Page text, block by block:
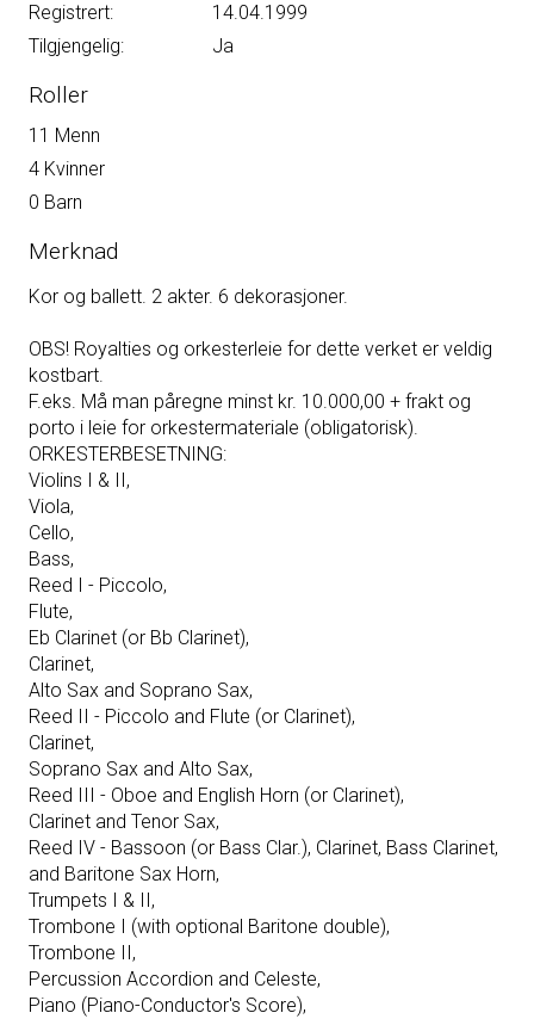
Registrert:
14.04.1999
Tilgjengelig:
Ja
Roller
11 Menn
4 Kvinner
0 Barn
Merknad
Kor og ballett. 2 akter. 6 dekorasjoner.
OBS! Royalties og orkesterleie for dette verket er veldig
kostbart.
F.eks. Må man påregne minst kr. 10.000,00 + frakt og
porto i leie for orkestermateriale (obligatorisk).
ORKESTERBESETNING:
Violins I & II,
Viola,
Cello,
Bass,
Reed I - Piccolo,
Flute,
Eb Clarinet (or Bb Clarinet),
Clarinet,
Alto Sax and Soprano Sax,
Reed II - Piccolo and Flute (or Clarinet),
Clarinet,
Soprano Sax and Alto Sax,
Reed III - Oboe and English Horn (or Clarinet),
Clarinet and Tenor Sax,
Reed IV - Bassoon (or Bass Clar.), Clarinet, Bass Clarinet,
and Baritone Sax Horn,
Trumpets I & II,
Trombone I (with optional Baritone double),
Trombone II,
Percussion Accordion and Celeste,
Piano (Piano-Conductor's Score),